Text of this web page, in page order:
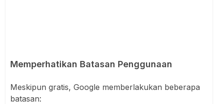
Memperhatikan Batasan Penggunaan
Meskipun gratis, Google memberlakukan beberapa
batasan: